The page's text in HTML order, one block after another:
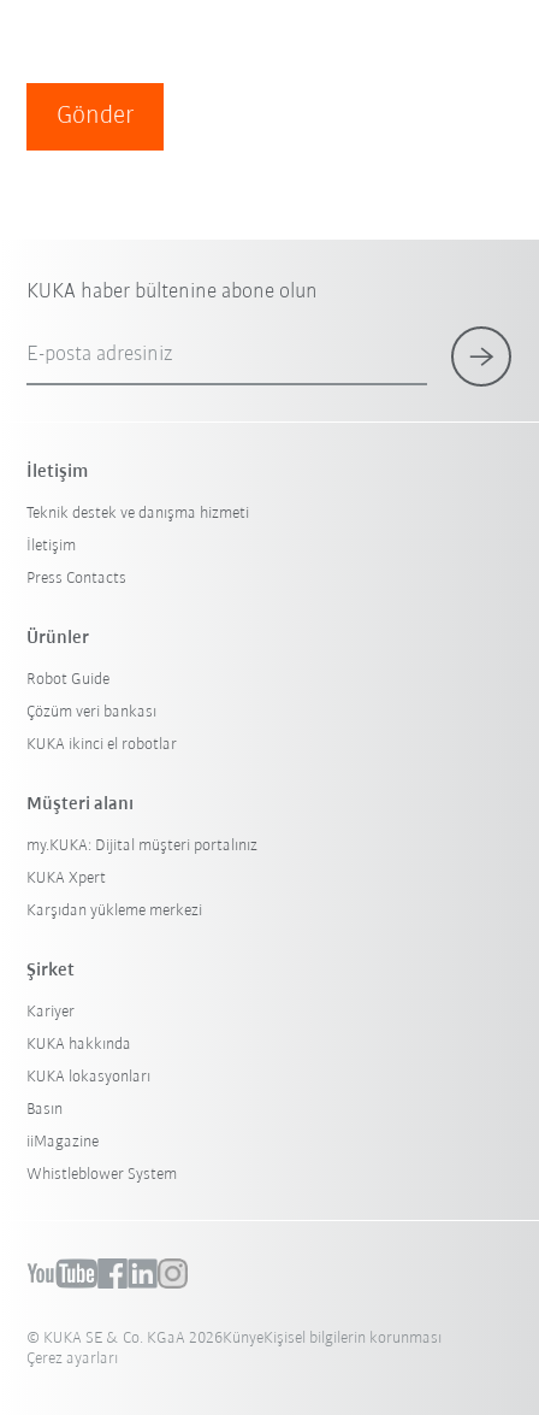
Gönder
KUKA haber bültenine abone olun
E-posta adresiniz
İletişim
Teknik destek ve danışma hizmeti
İletişim
Press Contacts
Ürünler
Robot Guide
Çözüm veri bankası
KUKA ikinci el robotlar
Müşteri alanı
my.KUKA: Dijital müşteri portalınız
KUKA Xpert
Karşıdan yükleme merkezi
Şirket
Kariyer
KUKA hakkında
KUKA lokasyonları
Basın
iiMagazine
Whistleblower System
© KUKA SE & Co. KGaA 2026KünyeKişisel bilgilerin korunması
Çerez ayarları